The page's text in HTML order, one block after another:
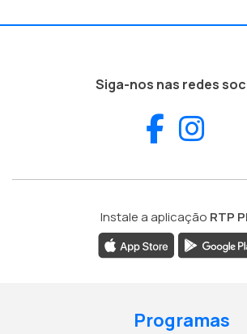
Siga-nos nas redes
Instale a aplicação RTP
Programas